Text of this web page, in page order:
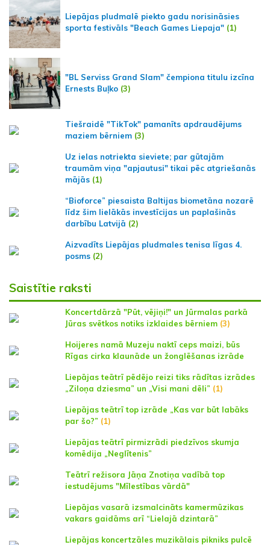
Liepājas pludmalē piekto gadu norisināsies
sporta festivāls "Beach Games Liepaja" (1)
"BL Serviss Grand Slam" čempiona titulu izcīna
Ernests Buļko (3)
Tiešraidē "TikTok" pamanīts apdraudējums
maziem bērniem (3)
Uz ielas notriekta sieviete; par gūtajām
traumām viņa "apjautusi" tikai pēc atgriešanās
mājās (1)
“Bioforce” piesaista Baltijas biometāna nozarē
līdz šim lielākās investīcijas un paplašinās
darbību Latvijā (2)
Aizvadīts Liepājas pludmales tenisa līgas 4.
posms (2)
Saistītie raksti
Koncertdārzā "Pūt, vējiņi!" un Jūrmalas parkā
Jūras svētkos notiks izklaides bērniem (3)
Hoijeres namā Muzeju naktī ceps maizi, būs
Rīgas cirka klaunāde un žonglēšanas izrāde
Liepājas teātrī pēdējo reizi tiks rādītas izrādes
„Ziloņa dziesma” un „Visi mani dēli” (1)
Liepājas teātrī top izrāde „Kas var būt labāks
par šo?” (1)
Liepājas teātrī pirmizrādi piedzīvos skumja
komēdija „Neglītenis”
Teātrī režisora Jāņa Znotiņa vadībā top
iestudējums "Mīlestības vārdā"
Liepājas vasarā izsmalcināts kamermūzikas
vakars gaidāms arī “Lielajā dzintarā”
Liepājas koncertzāles muzikālais pikniks pulcē